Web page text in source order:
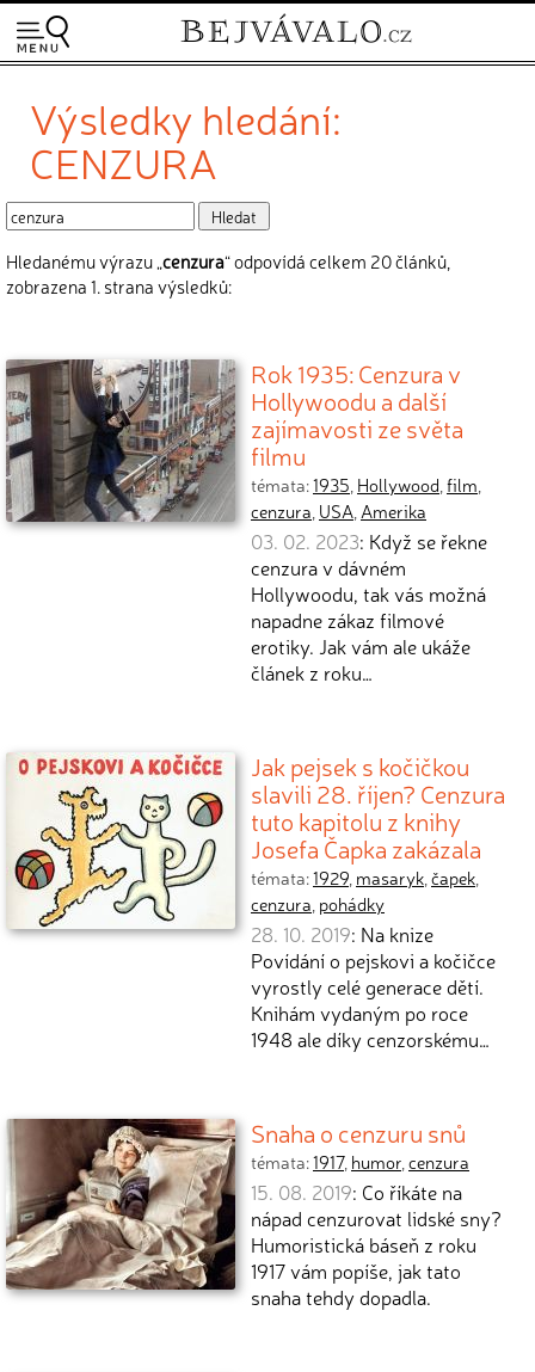
Výsledky hledání:
CENZURA
Hledanému výrazu „cenzura“ odpovídá celkem 20 článků,
zobrazena 1. strana výsledků:
Rok 1935: Cenzura v
Hollywoodu a další
zajímavosti ze světa
filmu
témata:1935, Hollywood,film,
cenzura, USA,Amerika
03. 02. 2023: Když se řekne
cenzura v dávném
Hollywoodu, tak vás možná
napadne zákaz filmové
erotiky. Jak vám ale ukáže
článek z roku…
Jak pejsek s kočičkou
slavili 28. říjen? Cenzura
tuto kapitolu z knihy
Josefa Čapka zakázala
témata:1929, masaryk,čapek,
cenzura, pohádky
28. 10. 2019: Na knize
Povídání o pejskovi a kočičce
vyrostly celé generace dětí.
Knihám vydaným po roce
1948 ale díky cenzorskému…
Snaha o cenzuru snů
témata:1917, humor,cenzura
15. 08. 2019: Co říkáte na
nápad cenzurovat lidské sny?
Humoristická báseň z roku
1917 vám popíše, jak tato
snaha tehdy dopadla.